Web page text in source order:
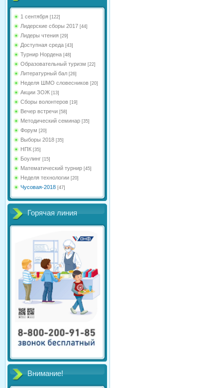
1 сентября [122]
Лидерские сборы 2017 [44]
Лидеры чтения [29]
Доступная среда [43]
Турнир Нордена [48]
Образовательный туризм [22]
Литературный бал [26]
Неделя ШМО словесников [20]
Акции ЗОЖ [13]
Сборы волонтеров [19]
Вечер встречи [58]
Методический семинар [35]
Форум [20]
Выборы 2018 [35]
НПК [35]
Боулинг [15]
Математический турнир [45]
Неделя технологии [20]
Чусовая-2018 [47]
Горячая линия
Внимание!